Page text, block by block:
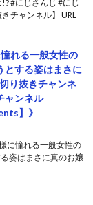
#にじさんじ #にじ
チャンネル】 URL
れる一般女性の
とする姿はまさに
り抜きチャンネ
ャンネル
】》
に憧れる一般女性の
姿はまさに真のお嬢